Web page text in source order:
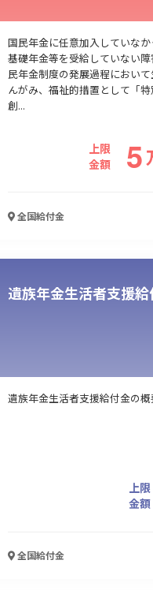
人材採用・雇用 人材育
国民年金に任意加入していな
基礎年金等を受給していない
民年金制度の発展過程におい
んがみ、福祉的措置として「
創...
上限
金額
5
全国給付金
遺族年金生活者支援
遺族年金生活者支援給付金の概
上限
金額
全国給付金